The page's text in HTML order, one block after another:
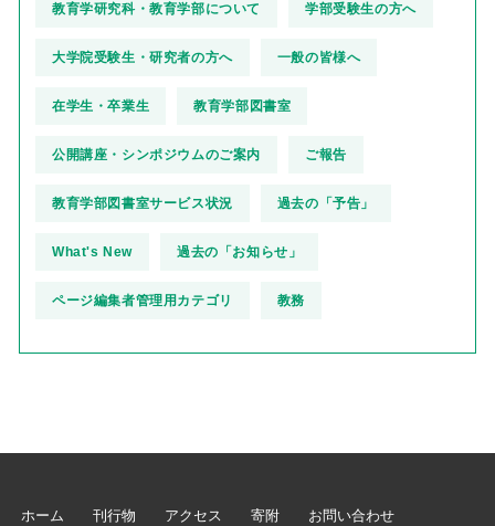
教育学研究科・教育学部について 学部受験生の方へ
大学院受験生・研究者の方へ 一般の皆様へ
在学生・卒業生 教育学部図書室
公開講座・シンポジウムのご案内 ご報告
教育学部図書室サービス状況 過去の「予告」
What's New 過去の「お知らせ」
ページ編集者管理用カテゴリ 教務
ホーム 刊行物 アクセス 寄附
お問い合わせ